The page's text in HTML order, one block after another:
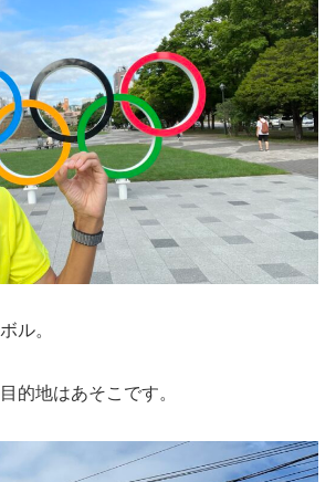
ル。
的地はあそこです。